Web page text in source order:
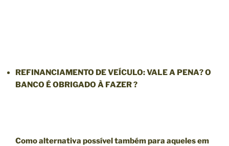
REFINANCIAMENTO DE VEÍCULO: VALE A PENA? O
BANCO É OBRIGADO À FAZER ?
Como alternativa possível também para aqueles em